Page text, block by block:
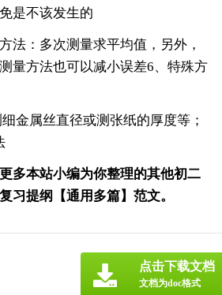
是不该发生的
法：多次测量求平均值，另外，
量方法也可以减小误差6、特殊方
金属丝直径或测张纸的厚度等；
多本站小编为你整理的其他初二
习提纲【通用多篇】范文。
点击下载文档
文档为doc格式